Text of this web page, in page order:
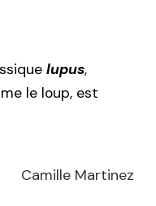
lupus,
le loup, est
Camille Martinez